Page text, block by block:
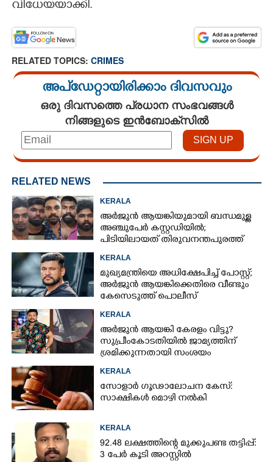
വിധേയയാക്കി.
RELATED TOPICS: CRIMES
അപ്ഡേറ്റായിരിക്കാം ദിവസവും
ഒരു ദിവസത്തെ പ്രധാന സംഭവങ്ങൾ
നിങ്ങളുടെ ഇൻബോക്സിൽ
RELATED NEWS
KERALA
അർജുൻ ആയങ്കിയുമായി ബന്ധമുള്ള
അഞ്ചുപേർ കസ്റ്റഡിയിൽ;
പിടിയിലായത് തിരുവനന്തപുരത്ത്
KERALA
മുഖ്യമന്ത്രിയെ അധിക്ഷേപിച്ച് പോസ്റ്റ്;
അർജുൻ ആയങ്കിക്കെതിരെ വീണ്ടും
കേസെടുത്ത് പൊലീസ്
KERALA
അർജുൻ ആയങ്കി കേരളം വിട്ടു?
സുപ്രീംകോടതിയിൽ ജാമ്യത്തിന്
ശ്രമിക്കുന്നതായി സംശയം
KERALA
സോളാർ ഗൂഢാലോചന കേസ്:
സാക്ഷികൾ മൊഴി നൽകി
KERALA
92.48 ലക്ഷത്തിന്റെ മുക്കുപണ്ട തട്ടിപ്പ്:
3 പേർ കൂടി അറസ്റ്റിൽ